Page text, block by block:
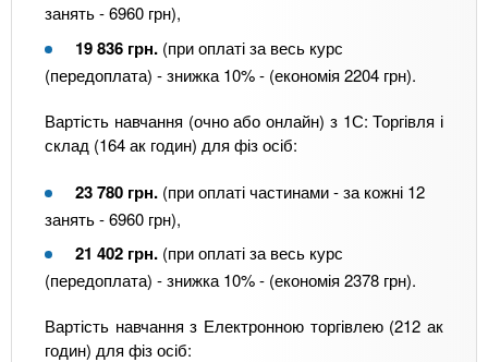
занять - 6960 грн),
19 836 грн. (при оплаті за весь курс
(передоплата) - знижка 10% - (економія 2204 грн).
Вартість навчання (очно або онлайн) з 1С: Торгівля і
склад (164 ак годин) для фіз осіб:
23 780 грн. (при оплаті частинами - за кожні 12
занять - 6960 грн),
21 402 грн. (при оплаті за весь курс
(передоплата) - знижка 10% - (економія 2378 грн).
Вартість навчання з Електронною торгівлею (212 ак
годин) для фіз осіб: